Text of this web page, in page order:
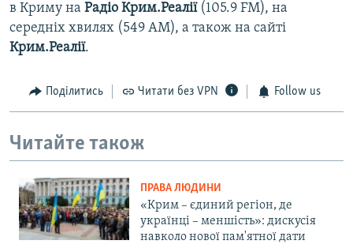
в Криму на Радіо Крим.Реалії(105.9 FM), на
середніх хвилях (549 АМ), а також на сайті
Крим.Реалії.
Поділитись Читати без VPN Follow us
Читайте також
ПРАВА ЛЮДИНИ
«Крим – єдиний регіон, де
українці – меншість»: дискусія
навколо нової пам'ятної дати